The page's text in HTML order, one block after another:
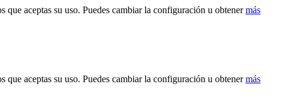
aceptas su uso. Puedes cambiar la configuración u obtenermás
aceptas su uso. Puedes cambiar la configuración u obtenermás